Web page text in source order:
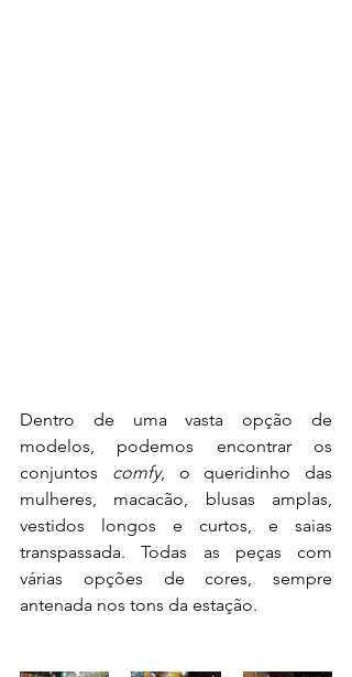
Dentro de uma vasta opção de
modelos, podemos encontrar os
conjuntos comfy, o queridinho das
mulheres, macacão, blusas amplas,
vestidos longos e curtos, e saias
transpassada. Todas as peças com
várias opções de cores, sempre
antenada nos tons da estação.